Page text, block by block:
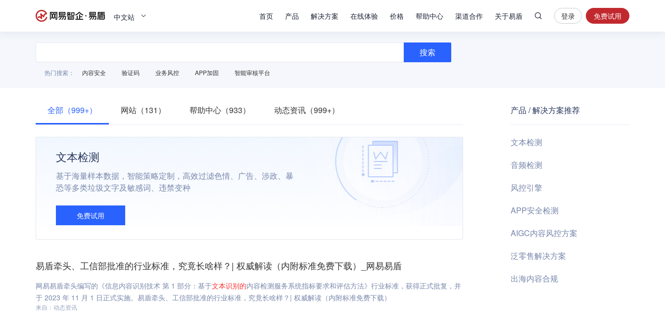
中文站 首页 产品 解决方案 在线体验 价格 帮助中心 渠道合作 关于易盾
安
全
控
登录 免费试用
搜索
热门搜索： 内容安全 验证码 业务风控 APP加固 智能审核平台
全部（999+） 网站（131） 帮助中心（933） 动态资讯（999+）
文本检测
基于海量样本数据，智能策略定制，高效过滤色情、广告、涉政、暴
恐等多类垃圾文字及敏感词、违禁变种
免费试用
易盾牵头、工信部批准的行业标准，究竟长啥样？| 权威解读（内附标准免费下载）_网易易盾
网易易盾牵头编写的《信息内容识别技术 第 1 部分：基于文本识别的内容检测服务系统指标要求和评估方法》行业标准，获得正式批复，并
于 2023 年 11 月 1 日正式实施。易盾牵头、工信部批准的行业标准，究竟长啥样？| 权威解读（内附标准免费下载）
来自：动态资讯
产品 / 解决方案推荐
文本检测
音频检测
风控引擎
APP安全检测
AIGC内容风控方案
泛零售解决方案
出海内容合规